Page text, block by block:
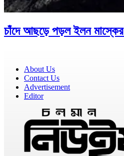
চাঁদে আছড়ে পড়ল ইলন মাস্কের
About Us
Contact Us
Advertisement
Editor